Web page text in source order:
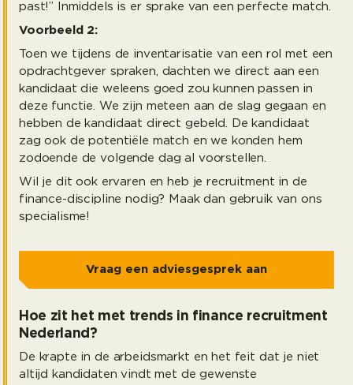
past!” Inmiddels is er sprake van een perfecte match.
Voorbeeld 2:
Toen we tijdens de inventarisatie van een rol met een
opdrachtgever spraken, dachten we direct aan een
kandidaat die weleens goed zou kunnen passen in
deze functie. We zijn meteen aan de slag gegaan en
hebben de kandidaat direct gebeld. De kandidaat
zag ook de potentiële match en we konden hem
zodoende de volgende dag al voorstellen.
Wil je dit ook ervaren en heb je recruitment in de
finance-discipline nodig? Maak dan gebruik van ons
specialisme!
Vraag een adviesgesprek aan
Hoe zit het met trends in finance recruitment
Nederland?
De krapte in de arbeidsmarkt en het feit dat je niet
altijd kandidaten vindt met de gewenste